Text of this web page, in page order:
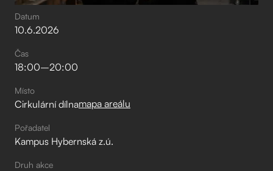
Datum
10.6.2026
Čas
18:00–⁠20:00
Místo
Cirkulární dílnamapa areálu
Pořadatel
Kampus Hybernská z.ú.
Druh akce